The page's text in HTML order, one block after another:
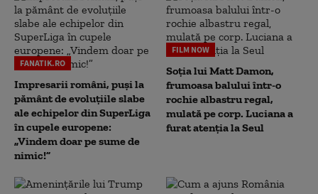
FANATIK.RO
Impresarii români, puși la
pământ de evoluțiile slabe
ale echipelor din SuperLiga
în cupele europene:
„Vindem doar pe sume de
nimic!”
FILM NOW
Soția lui Matt Damon,
frumoasa balului într-o
rochie albastru regal,
mulată pe corp. Luciana a
furat atenția la Seul